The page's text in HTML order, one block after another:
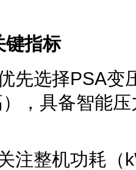
键指标
先选择PSA变
，具备智能
注整机功耗（